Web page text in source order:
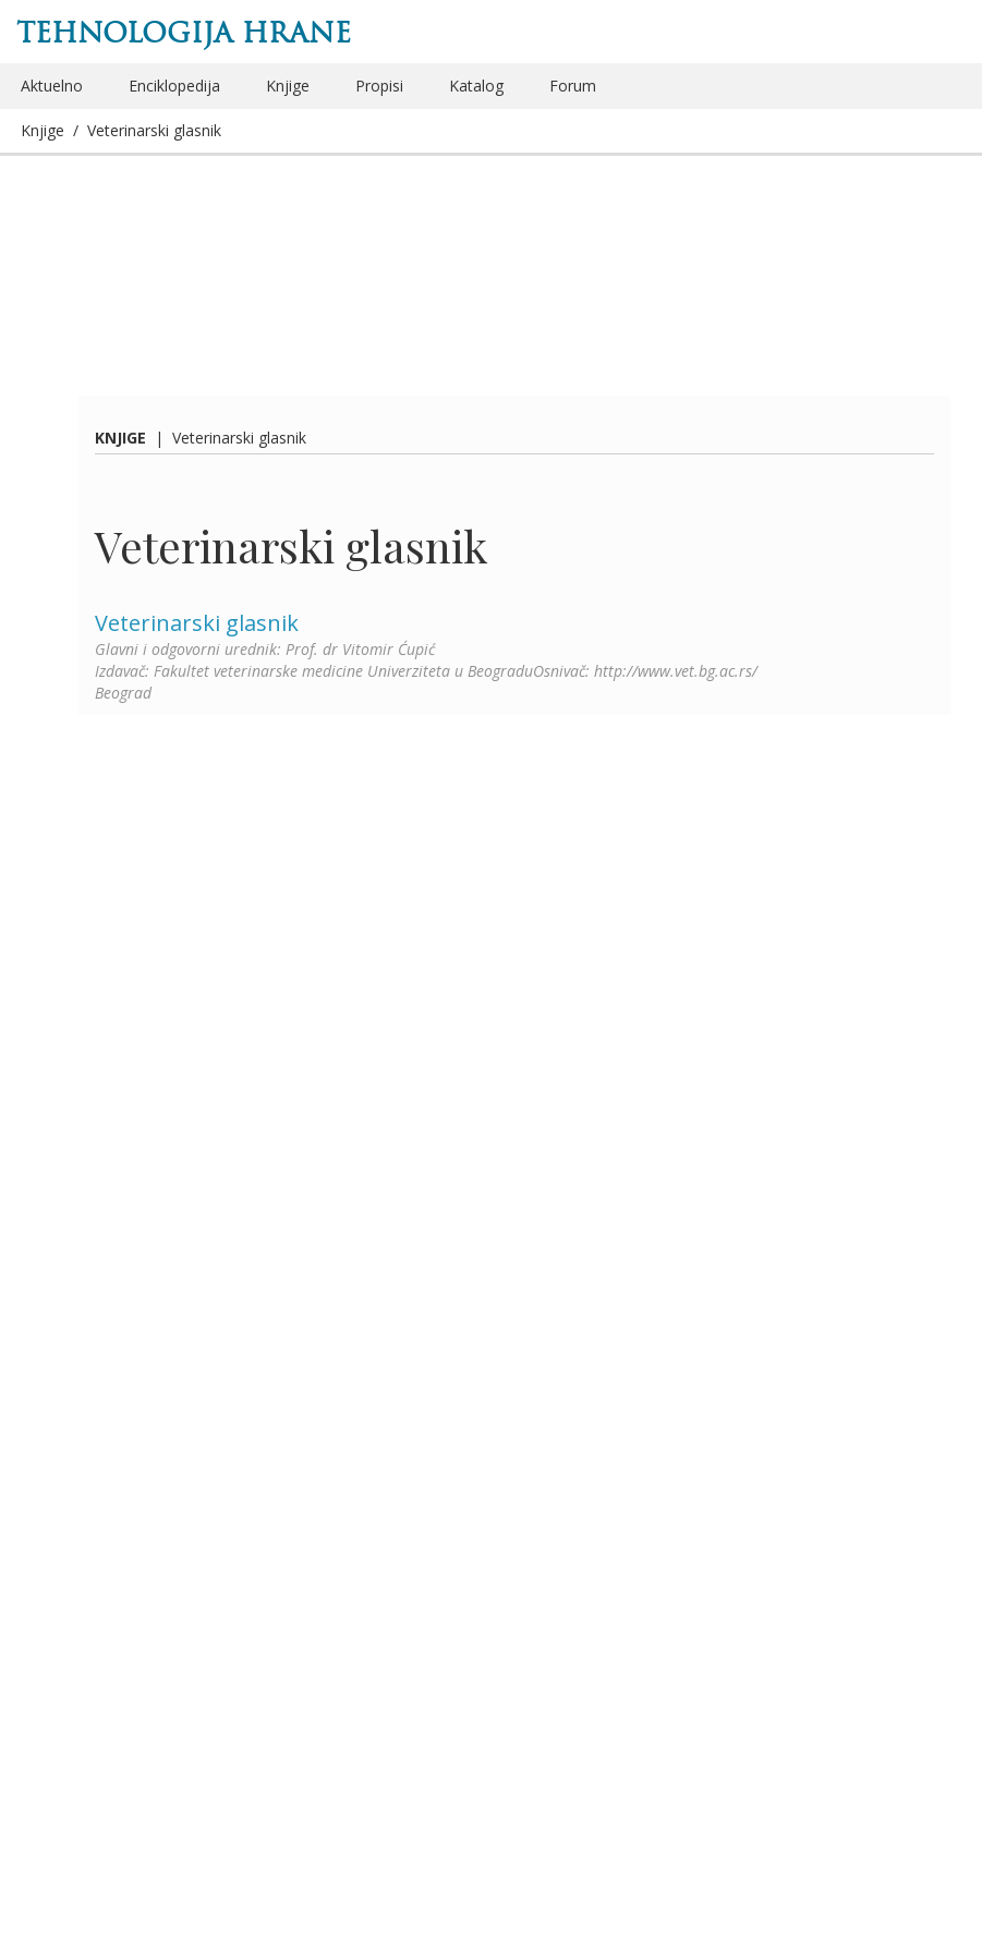
TEHNOLOGIJA HRANE
Aktuelno Enciklopedija Knjige Propisi Katalog Forum
Knjige / Veterinarski glasnik
KNJIGE | Veterinarski glasnik
Veterinarski glasnik
Veterinarski glasnik
Glavni i odgovorni urednik: Prof. dr Vitomir Ćupić
Izdavač: Fakultet veterinarske medicine Univerziteta u BeograduOsnivač: http://www.vet.bg.ac.rs/
Beograd